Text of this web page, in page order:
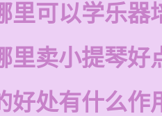
里可以学乐器
里卖小提琴好
好处有什么作